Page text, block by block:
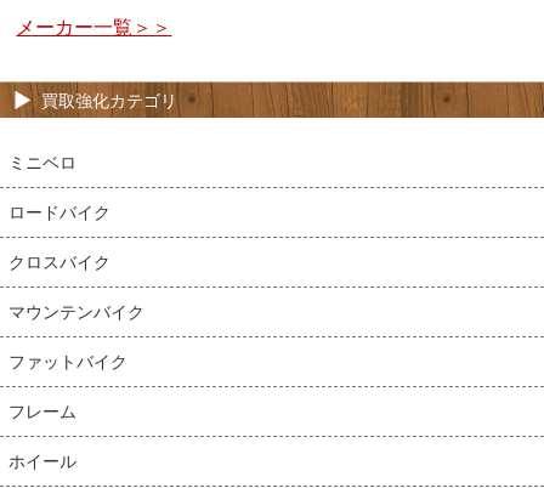
メーカー一覧＞＞
買取強化カテゴリ
ミニベロ
ロードバイク
クロスバイク
マウンテンバイク
ファットバイク
フレーム
ホイール